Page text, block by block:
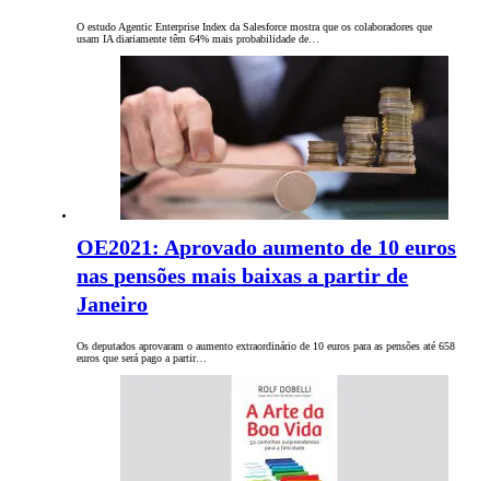
O estudo Agentic Enterprise Index da Salesforce mostra que os colaboradores que
usam IA diariamente têm 64% mais probabilidade de…
OE2021: Aprovado aumento de 10 euros
nas pensões mais baixas a partir de
Janeiro
Os deputados aprovaram o aumento extraordinário de 10 euros para as pensões até 658
euros que será pago a partir…